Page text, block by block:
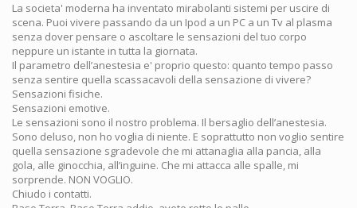
La societa' moderna ha inventato mirabolanti sistemi per uscire di
scena. Puoi vivere passando da un Ipod a un PC a un Tv al plasma
senza dover pensare o ascoltare le sensazioni del tuo corpo
neppure un istante in tutta la giornata.
Il parametro dell’anestesia e' proprio questo: quanto tempo passo
senza sentire quella scassacavoli della sensazione di vivere?
Sensazioni fisiche.
Sensazioni emotive.
Le sensazioni sono il nostro problema. Il bersaglio dell’anestesia.
Sono deluso, non ho voglia di niente. E soprattutto non voglio sentire
quella sensazione sgradevole che mi attanaglia alla pancia, alla
gola, alle ginocchia, all’inguine. Che mi attacca alle spalle, mi
sorprende. NON VOGLIO.
Chiudo i contatti.